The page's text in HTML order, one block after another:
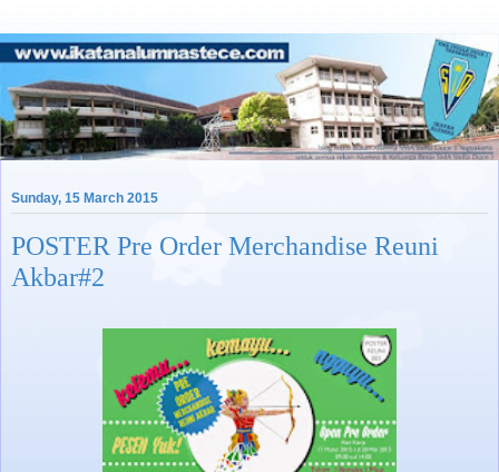
Sunday, 15 March 2015
POSTER Pre Order Merchandise Reuni
Akbar#2